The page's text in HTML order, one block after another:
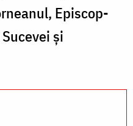
Episcop-
și